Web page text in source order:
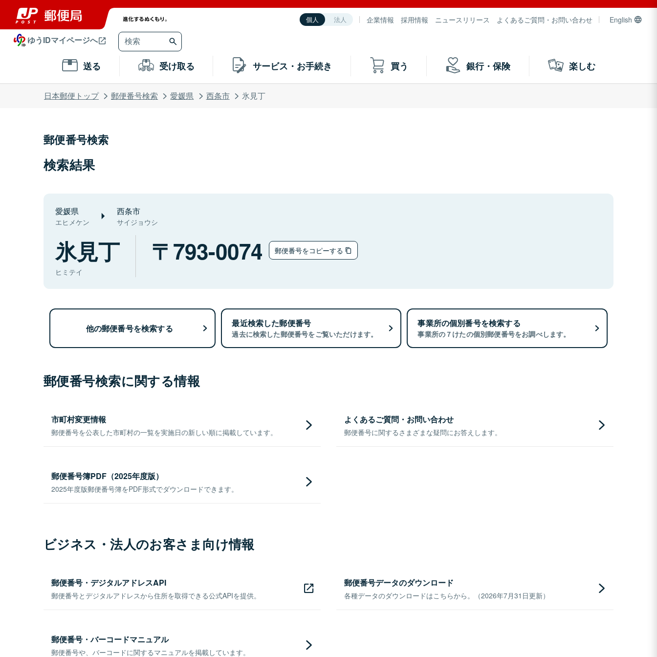
個人 法人 企業情報 採用情報 ニュースリリース よくあるご質問・お問い合わせ English
ゆうIDマイページへ
送る 受け取る サービス・お手続き 買う 銀行・保険 楽しむ
日本郵便トップ 郵便番号検索 愛媛県 西条市 氷見丁
郵便番号検索
検索結果
愛媛県
エヒメケン
西条市
サイジョウシ
氷見丁
ヒミテイ
793-0074 郵便番号をコピーする
他の郵便番号を検索する 最近検索した郵便番号
過去に検索した郵便番号をご覧いただけます。
事業所の個別番号を検索する
事業所の７けたの個別郵便番号をお調べします。
郵便番号検索に関する情報
市町村変更情報
郵便番号を公表した市町村の一覧を実施日の新しい順に掲載しています。
よくあるご質問・お問い合わせ
郵便番号に関するさまざまな疑問にお答えします。
郵便番号簿PDF（2025年度版）
2025年度版郵便番号簿をPDF形式でダウンロードできます。
ビジネス・法人のお客さま向け情報
郵便番号・デジタルアドレスAPI
郵便番号とデジタルアドレスから住所を取得できる公式APIを提供。
郵便番号データのダウンロード
各種データのダウンロードはこちらから。（2026年7月31日更新）
郵便番号・バーコードマニュアル
郵便番号や、バーコードに関するマニュアルを掲載しています。